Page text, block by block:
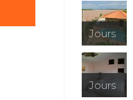
Jours
Jours